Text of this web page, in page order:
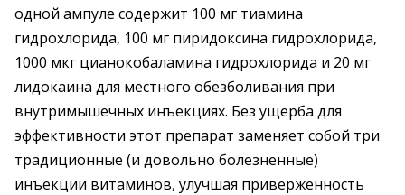
одной ампуле содержит 100 мг тиамина
гидрохлорида, 100 мг пиридоксина гидрохлорида,
1000 мкг цианокобаламина гидрохлорида и 20 мг
лидокаина для местного обезболивания при
внутримышечных инъекциях. Без ущерба для
эффективности этот препарат заменяет собой три
традиционные (и довольно болезненные)
инъекции витаминов, улучшая приверженность